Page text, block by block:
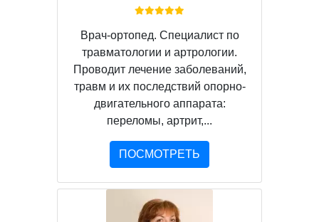
Врач-ортопед. Специалист по
травматологии и артрологии.
Проводит лечение заболеваний,
травм и их последствий опорно-
двигательного аппарата:
переломы, артрит,...
ПОСМОТРЕТЬ